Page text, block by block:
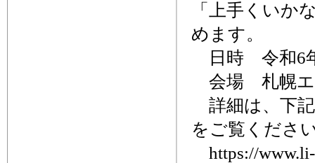
「上手くいか
めます。
日時 令和6年
会場 札幌エ
詳細は、下
をご覧くださ
https://www.li-